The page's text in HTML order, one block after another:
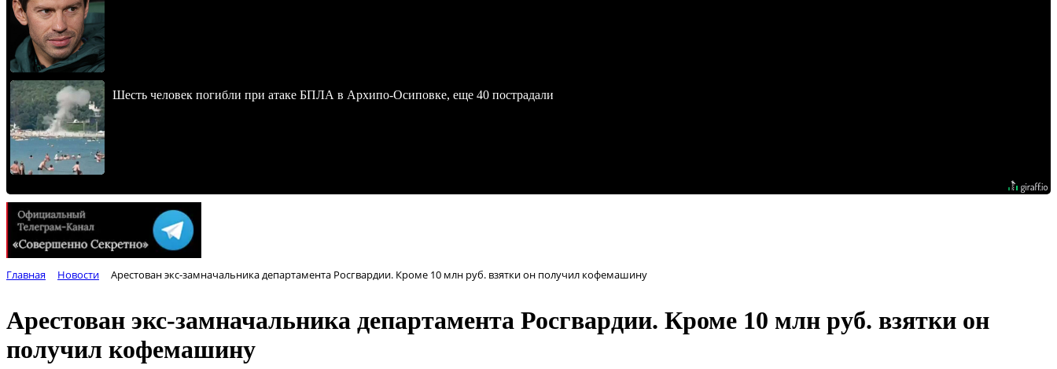
Шесть человек погибли при атаке БПЛА в Архипо-Осиповке, еще 40 пострадали
Главная Новости Арестован экс-замначальника департамента Росгвардии. Кроме 10 млн руб. взятки он получил кофемашину
Арестован экс-замначальника департамента Росгвардии. Кроме 10 млн руб. взятки он
получил кофемашину